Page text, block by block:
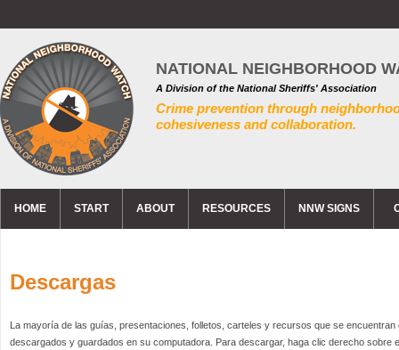
NATIONAL NEIGHBORHOOD
A Division of the National Sheriffs' Association
Crime prevention through
cohesiveness and collaboration.
HOME START ABOUT RESOURCES NNW SIGNS
Descargas
La mayoría de las guías, presentaciones, folletos, carteles y recursos que se encuentran
descargados y guardados en su computadora. Para descargar, haga clic derecho sobre